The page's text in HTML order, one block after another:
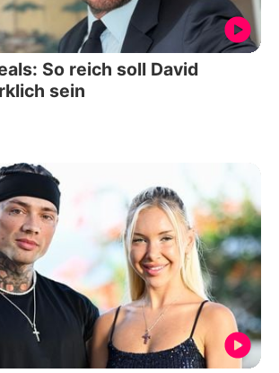
So reich soll David
sein